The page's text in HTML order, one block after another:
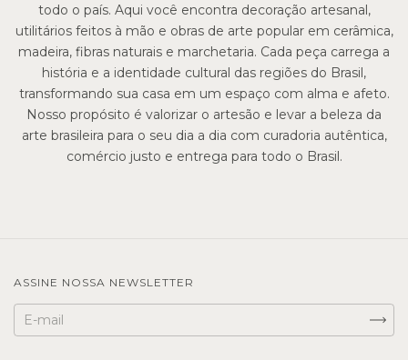
todo o país. Aqui você encontra decoração artesanal,
utilitários feitos à mão e obras de arte popular em cerâmica,
madeira, fibras naturais e marchetaria. Cada peça carrega a
história e a identidade cultural das regiões do Brasil,
transformando sua casa em um espaço com alma e afeto.
Nosso propósito é valorizar o artesão e levar a beleza da
arte brasileira para o seu dia a dia com curadoria autêntica,
comércio justo e entrega para todo o Brasil.
ASSINE NOSSA NEWSLETTER